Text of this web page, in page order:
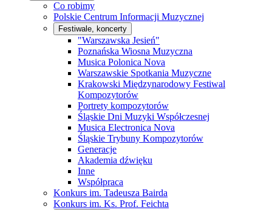
Co robimy
Polskie Centrum Informacji Muzycznej
Festiwale, koncerty
"Warszawska Jesień"
Poznańska Wiosna Muzyczna
Musica Polonica Nova
Warszawskie Spotkania Muzyczne
Krakowski Międzynarodowy Festiwal
Kompozytorów
Portrety kompozytorów
Śląskie Dni Muzyki Współczesnej
Musica Electronica Nova
Śląskie Trybuny Kompozytorów
Generacje
Akademia dźwięku
Inne
Współpraca
Konkurs im. Tadeusza Bairda
Konkurs im. Ks. Prof. Feichta